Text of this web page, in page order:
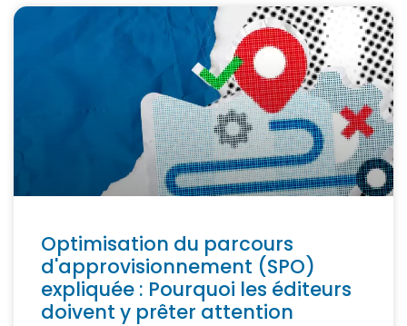
Optimisation du parcours
d'approvisionnement (SPO)
expliquée : Pourquoi les éditeurs
doivent y prêter attention